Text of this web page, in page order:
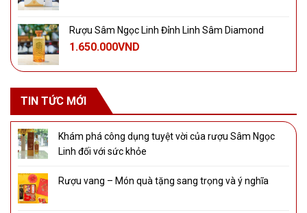
Rượu Sâm Ngọc Linh Đỉnh Linh Sâm Diamond
1.650.000VND
TIN TỨC MỚI
Khám phá công dụng tuyệt vời của rượu Sâm Ngọc
Linh đối với sức khỏe
Rượu vang – Món quà tặng sang trọng và ý nghĩa